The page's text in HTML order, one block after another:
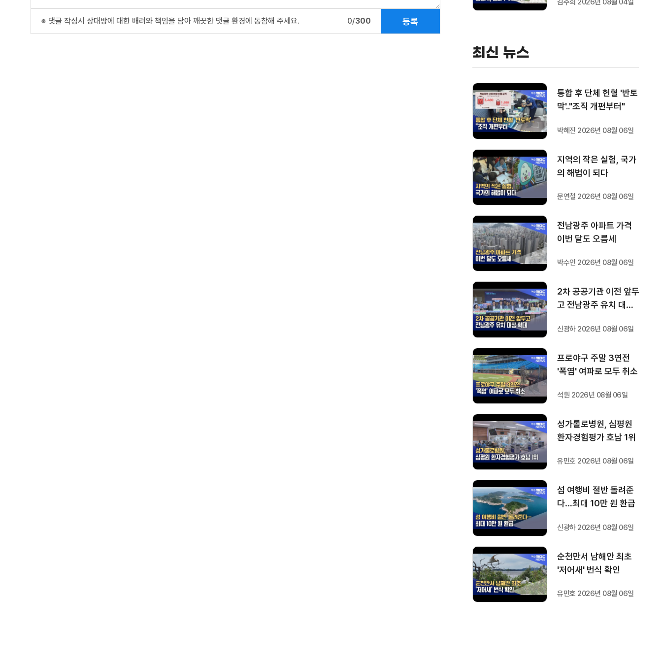
※ 댓글 작성시 상대방에 대한 배려와 책임을 담아 깨끗한 댓글 환경에 동참해 주세요. 0/300 등록
김주희 2026년 08월 04일
최신 뉴스
통합 후 단체 헌혈 '반토
막'.."조직 개편부터"
박혜진 2026년 08월 06일
지역의 작은 실험, 국가
의 해법이 되다
문연철 2026년 08월 06일
전남광주 아파트 가격
이번 달도 오름세
박수인 2026년 08월 06일
2차 공공기관 이전 앞두
고 전남광주 유치 대상
신광하 2026년 08월 06일
프로야구 주말 3연전
'폭염' 여파로 모두 취소
석원 2026년 08월 06일
성가롤로병원, 심평원
환자경험평가 호남 1위
유민호 2026년 08월 06일
섬 여행비 절반 돌려준
다…최대 10만 원 환급
신광하 2026년 08월 06일
순천만서 남해안 최초
'저어새' 번식 확인
유민호 2026년 08월 06일